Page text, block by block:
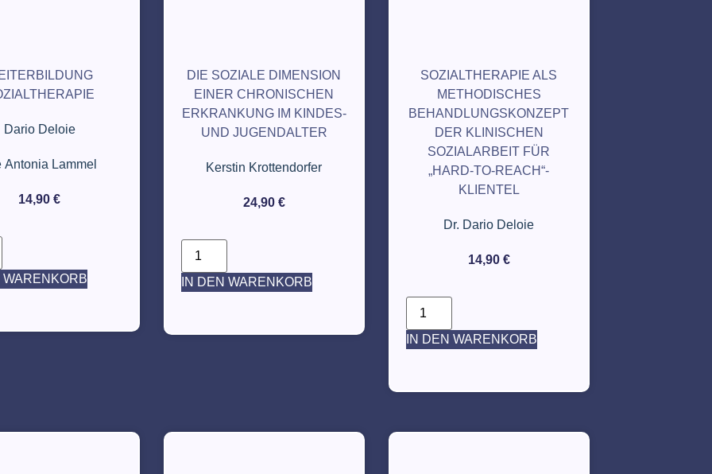
Dario Deloie
Antonia Lammel
14,90 €
WARENKORB
DIE SOZIALE DIMENSION
EINER CHRONISCHEN
ERKRANKUNG IM KINDES-
UND JUGENDALTER
Kerstin Krottendorfer
24,90 €
IN DEN WARENKORB
SOZIALTHERAPIE ALS
METHODISCHES
BEHANDLUNGSKONZEPT
DER KLINISCHEN
SOZIALARBEIT FÜR
„HARD-TO-REACH“-
KLIENTEL
Dr. Dario Deloie
14,90 €
IN DEN WARENKORB